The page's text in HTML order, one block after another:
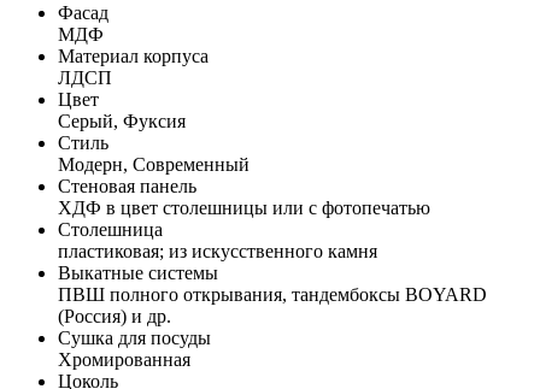
Фасад
МДФ
Материал корпуса
ЛДСП
Цвет
Серый, Фуксия
Стиль
Модерн, Современный
Стеновая панель
ХДФ в цвет столешницы или с фотопечатью
Столешница
пластиковая; из искусственного камня
Выкатные системы
ПВШ полного открывания, тандембоксы BOYARD
(Россия) и др.
Сушка для посуды
Хромированная
Цоколь